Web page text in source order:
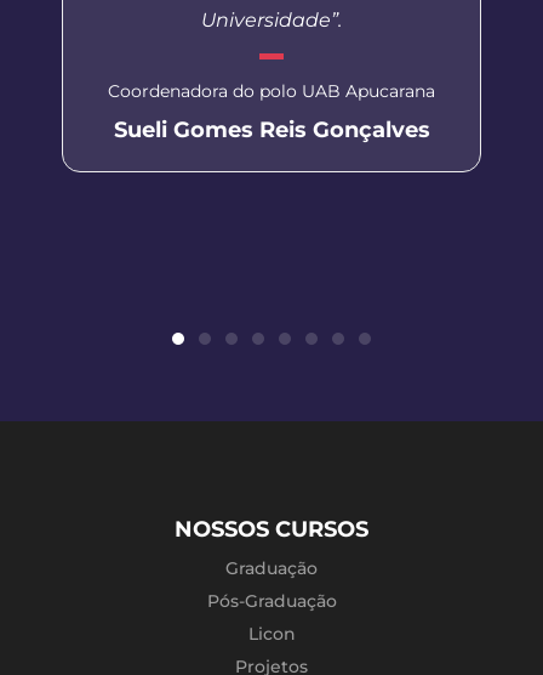
Universidade”.
Coordenadora do polo UAB Apucarana
Sueli Gomes Reis Gonçalves
NOSSOS CURSOS
Graduação
Pós-Graduação
Licon
Projetos